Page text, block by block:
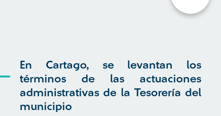
En Cartago, se levantan los
términos de las actuaciones
administrativas de la Tesorería del
municipio